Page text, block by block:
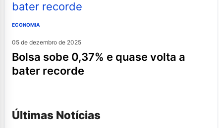
ECONOMIA
05 de dezembro de 2025
bolsa sobe 0,37% e quase volta a
bater recorde
Últimas Notícias